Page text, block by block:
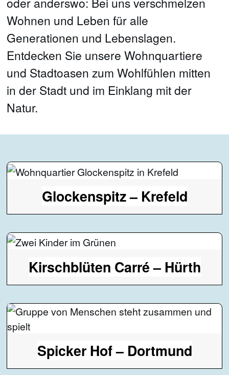
Wohnen und Leben für alle
Generationen und Lebenslagen.
Entdecken Sie unsere Wohnquartiere
und Stadtoasen zum Wohlfühlen mitten
in der Stadt und im Einklang mit der
Natur.
Glockenspitz – Krefeld
Kirschblüten Carré – Hürth
Spicker Hof – Dortmund